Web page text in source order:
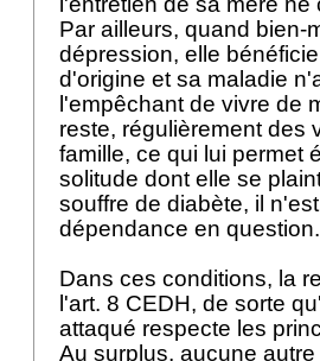
Par ailleurs, quand bien-
dépression, elle
d'origine et sa maladie
l'empêchant de vivre de
reste, régulièrement des
famille, ce qui lui permet
solitude dont elle se
souffre de diabète, il
dépendance en question.
Dans ces conditions, la
l'art. 8 CEDH, de sorte
attaqué respecte les
Au surplus, aucune